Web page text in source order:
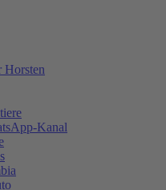
Horsten
Kanal